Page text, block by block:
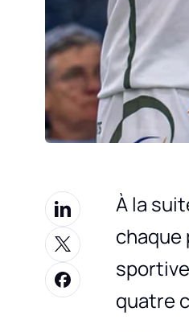
À la
chaque
quatre